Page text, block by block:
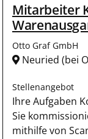
Mitarbeiter
Otto Graf GmbH
Neuried (bei
Stellenangebot
Ihre Aufgaben
Sie
mithilfe von